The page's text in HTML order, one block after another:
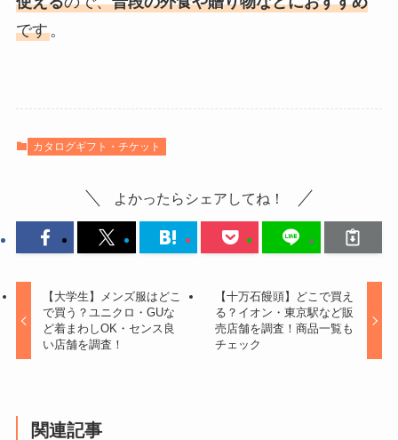
です。
カタログギフト・チケット
よかったらシェアしてね！
【大学生】メンズ服はどこ
で買う？ユニクロ・GUな
ど着まわしOK・センス良
い店舗を調査！
【十万石饅頭】どこで買え
る？イオン・東京駅など販
売店舗を調査！商品一覧も
チェック
関連記事